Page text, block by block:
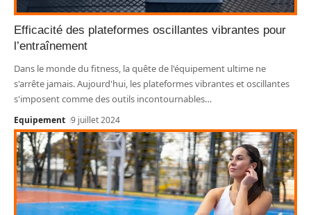
Efficacité des plateformes oscillantes vibrantes pour
l’entraînement
Dans le monde du fitness, la quête de l'équipement ultime ne
s'arrête jamais. Aujourd'hui, les plateformes vibrantes et oscillantes
s'imposent comme des outils incontournables…
Equipement 9 juillet 2024